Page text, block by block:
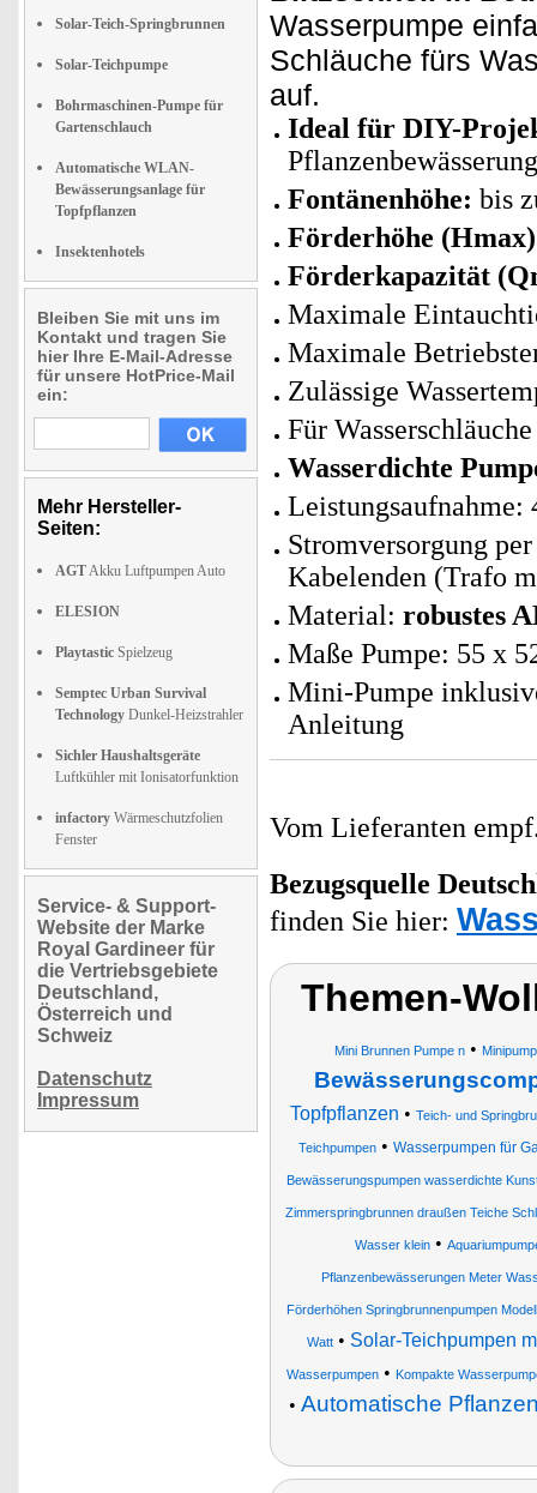
Solar-Teich-Springbrunnen
Solar-Teichpumpe
Bohrmaschinen-Pumpe für
Gartenschlauch
Automatische WLAN-
Bewässerungsanlage für
Topfpflanzen
Insektenhotels
Bleiben Sie mit uns im
Kontakt und tragen Sie
hier Ihre E-Mail-Adresse
für unsere HotPrice-Mail
ein:
Mehr Hersteller-
Seiten:
AGTAkku Luftpumpen Auto
ELESION
Playtastic Spielzeug
Semptec Urban Survival
Technology Dunkel-Heizstrahler
Sichler Haushaltsgeräte
Luftkühler mit Ionisatorfunktion
infactory Wärmeschutzfolien
Fenster
Service- & Support-
Website der Marke
Royal Gardineer für
die Vertriebsgebiete
Deutschland,
Österreich und
Schweiz
Datenschutz
Impressum
Wasserpumpe
Schläuche fürs
auf.
Ideal für DIY-
Fontänenhöhe: bis
Förderhöhe
Förderkapazität
Maximale
Maximale
Zulässige
Für
Wasserdichte
Leistungsaufnahme:
Stromversorgung
Kabelenden (Trafo
Material: robustes
Maße Pumpe: 55 x
Mini-Pumpe
Anleitung
Vom Lieferanten
Bezugsquelle
finden Sie hier:
Themen-
Mini Brunnen Pumpe n•
Topfpflanzen • Teich- und
Teichpumpen• Wasserpumpen für
Bewässerungspumpen wasserdichte
Zimmerspringbrunnen draußen Teiche
Wasser klein•
Pflanzenbewässerungen Meter
Förderhöhen Springbrunnenpumpen
Watt• Solar-Teichpumpen
Wasserpumpen • Kompakte
• Automatische